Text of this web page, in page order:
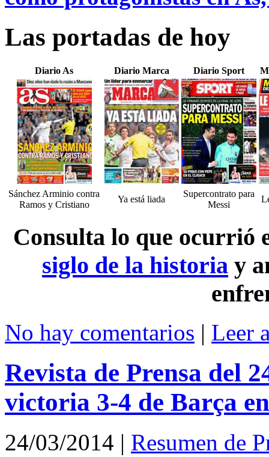
Las portadas de hoy
Diario As Diario Marca Diario Sport
Sánchez Arminio contra
Ramos y Cristiano
Ya está liada
Supercontrato para
Messi
Consulta lo que ocurrió
siglo de la historia y
No hay comentarios | Leer
Revista de Prensa del
victoria 3-4 de Barça
24/03/2014 | Resumen de